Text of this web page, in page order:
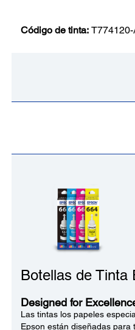
Código de tinta:
Botellas de Tinta
Designed for
Las tintas los papeles
Epson están diseñadas para